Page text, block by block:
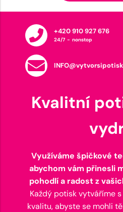
+420 910 927 676
24/7 - nonstop
Kvalitní
Využíváme špičkové
abychom vám přinesli
pohodlí a radost z
Každý potisk vytváříme
kvalitu, abyste se mohli